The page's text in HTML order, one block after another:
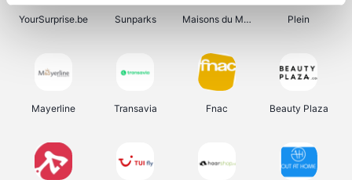
YourSurprise.be Sunparks Maisons du Monde Plein
Mayerline Transavia Fnac Beauty Plaza